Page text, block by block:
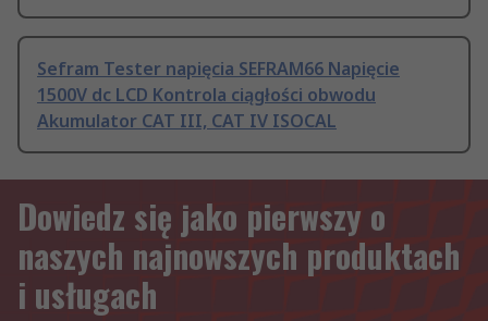
Sefram Tester napięcia SEFRAM66 Napięcie
1500V dc LCD Kontrola ciągłości obwodu
Akumulator CAT III, CAT IV ISOCAL
Dowiedz się jako pierwszy o
naszych najnowszych produktach
i usługach